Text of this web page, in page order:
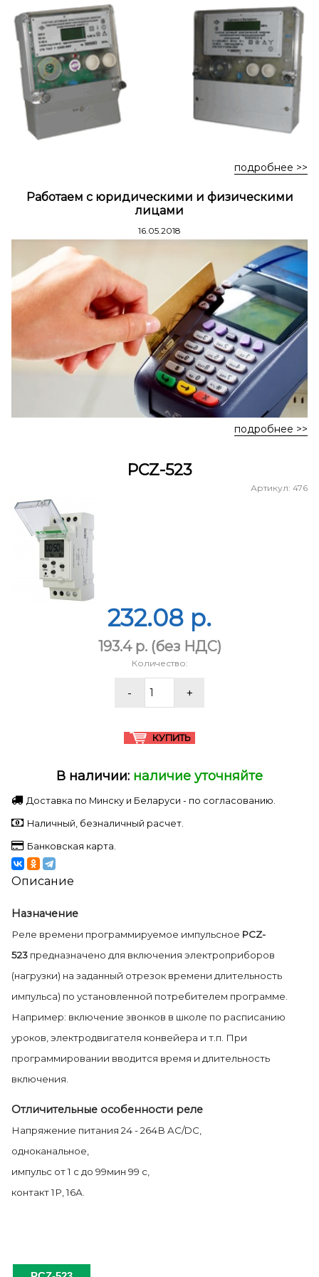
Стремянки стальные
Стремянки двухсторонние стальные
подробнее >>
Работаем с юридическими и физическими
лицами
16.05.2018
подробнее >>
PCZ-523
Артикул: 476
232.08 p.
193.4 p.(без НДС)
Количество:
В наличии: наличие уточняйте
Доставка по Минску и Беларуси - по согласованию.
Наличный, безналичный расчет.
Банковская карта.
Описание
Назначение
Реле времени программируемое импульсное PCZ-
523 предназначено для включения электроприборов
(нагрузки) на заданный отрезок времени длительность
импульса) по установленной потребителем программе.
Например: включение звонков в школе по расписанию
уроков, электродвигателя конвейера и т.п. При
программировании вводится время и длительность
включения.
Отличительные особенности реле
Напряжение питания 24 - 264В AC/DC,
одноканальное,
импульс от 1 с до 99мин 99 с,
контакт 1Р, 16А.